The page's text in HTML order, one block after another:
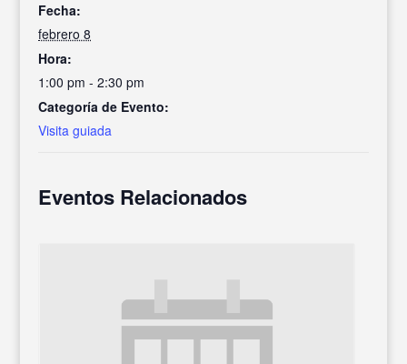
Fecha:
febrero 8
Hora:
1:00 pm - 2:30 pm
Categoría de Evento:
Visita guiada
Eventos Relacionados